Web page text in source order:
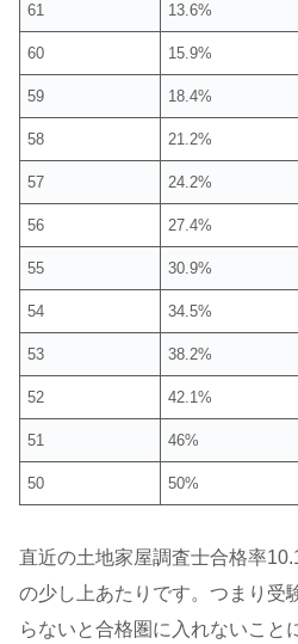
61 13.6%
60 15.9%
59 18.4%
58 21.2%
57 24.2%
56 27.4%
55 30.9%
54 34.5%
53 38.2%
52 42.1%
51 46%
50 50%
直近の土地家屋調査士合格率
の少し上あたりです。つまり受
らないと合格圏に入れないこと